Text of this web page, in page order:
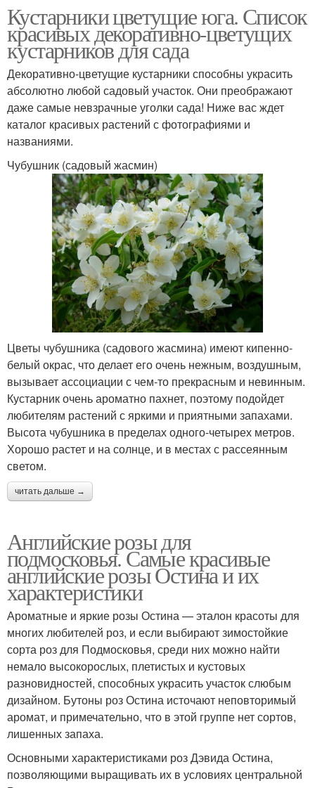
Кустарники цветущие юга. Список
красивых декоративно-цветущих
кустарников для сада
Декоративно-цветущие кустарники способны украсить
абсолютно любой садовый участок. Они преображают
даже самые невзрачные уголки сада! Ниже вас ждет
каталог красивых растений с фотографиями и
названиями.
Чубушник (садовый жасмин)
Цветы чубушника (садового жасмина) имеют кипенно-
белый окрас, что делает его очень нежным, воздушным,
вызывает ассоциации с чем-то прекрасным и невинным.
Кустарник очень ароматно пахнет, поэтому подойдет
любителям растений с яркими и приятными запахами.
Высота чубушника в пределах одного-четырех метров.
Хорошо растет и на солнце, и в местах с рассеянным
светом.
читать дальше →
Английские розы для
подмосковья. Самые красивые
английские розы Остина и их
характеристики
Ароматные и яркие розы Остина — эталон красоты для
многих любителей роз, и если выбирают зимостойкие
сорта роз для Подмосковья, среди них можно найти
немало высокорослых, плетистых и кустовых
разновидностей, способных украсить участок слюбым
дизайном. Бутоны роз Остина источают неповторимый
аромат, и примечательно, что в этой группе нет сортов,
лишенных запаха.
Основными характеристиками роз Дэвида Остина,
позволяющими выращивать их в условиях центральной